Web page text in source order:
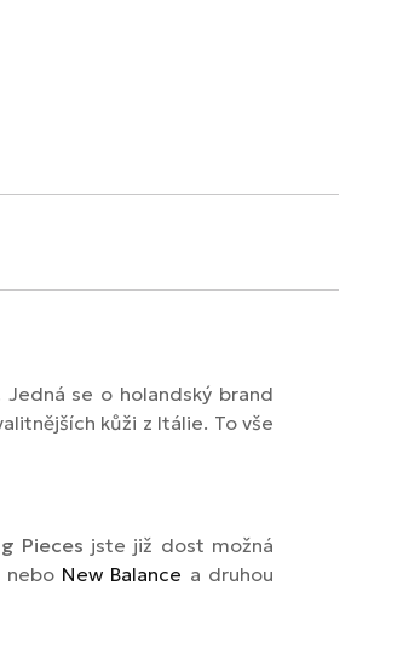
se o holandský brand
kůži z Itálie. To vše
Pieces jste již dost možná
nebo New Balance a druhou